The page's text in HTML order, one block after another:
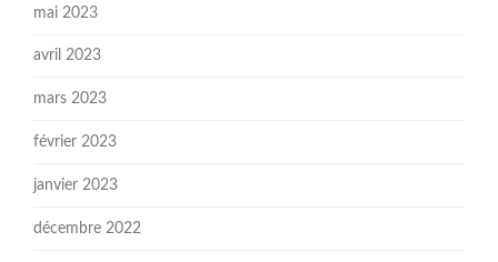
mai 2023
avril 2023
mars 2023
février 2023
janvier 2023
décembre 2022